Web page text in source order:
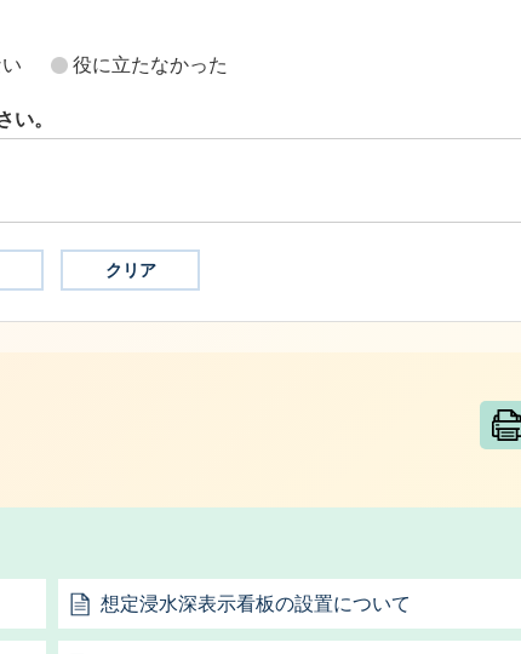
役に立たなかった
い。
想定浸水深表示看板の設置について